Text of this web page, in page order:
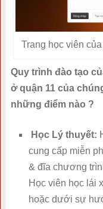
Trang học viên
Quy trình đào tạo
ở quận 11 của
những điểm nào ?
Học Lý thuyết:
cung cấp miễn
& đĩa chương
Học viên học lái
hoặc dưới sự